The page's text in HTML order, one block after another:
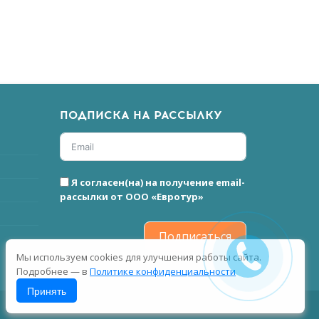
ПОДПИСКА НА РАССЫЛКУ
Я согласен(на) на получение email-
рассылки от ООО «Евротур»
Подписаться
Мы используем cookies для улучшения работы сайта.
Подробнее — в Политике конфиденциальности
Принять